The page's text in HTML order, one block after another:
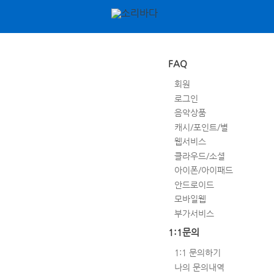
FAQ
회원
로그인
음악상품
캐시/포인트/별
웹서비스
클라우드/소셜
아이폰/아이패드
안드로이드
모바일웹
부가서비스
1:1문의
1:1 문의하기
나의 문의내역